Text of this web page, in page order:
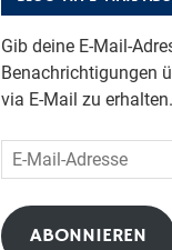
Gib deine E-Mail-
Benachrichtigungen
via E-Mail zu erhalten.
E-
Mail-
Adresse
ABONNIEREN